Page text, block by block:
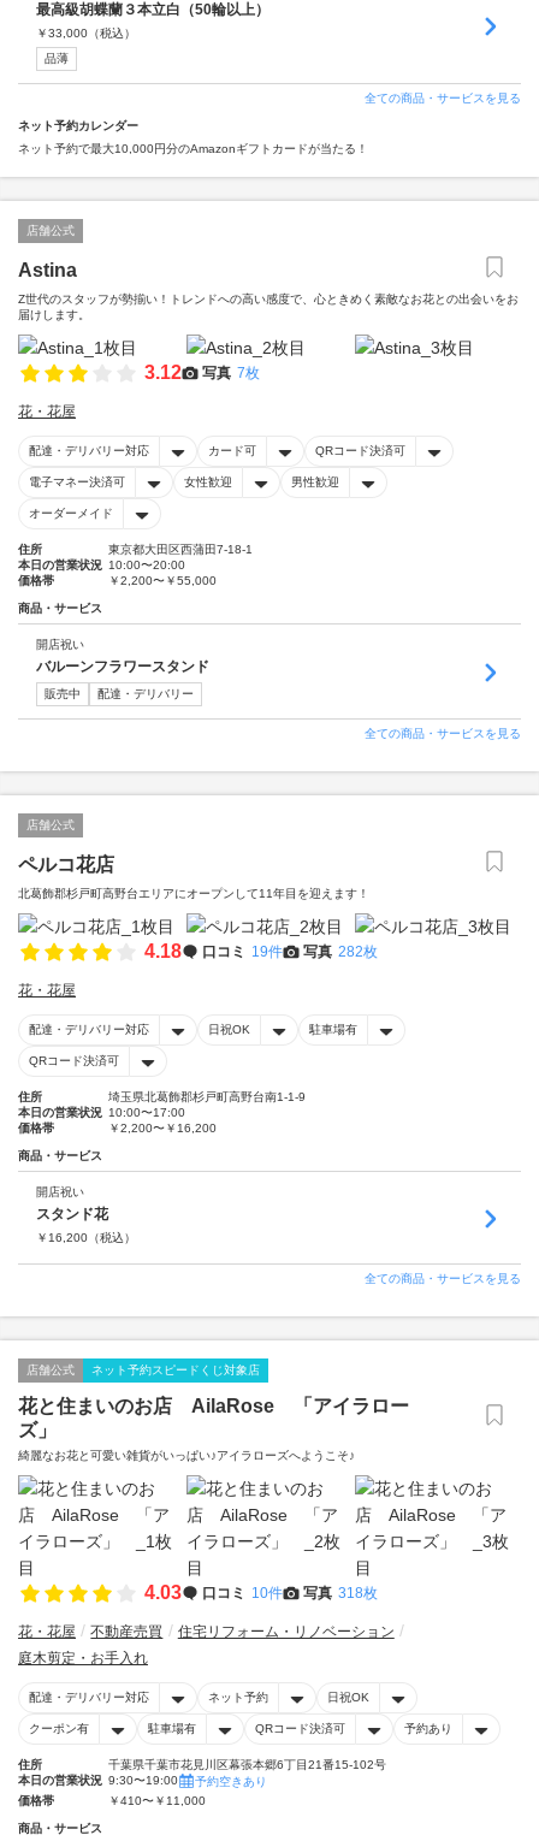
最高級胡蝶蘭３本立白（50輪以上）
￥33,000 （税込）
品薄
全ての商品・サービスを見る
ネット予約カレンダー
ネット予約で最大10,000円分のAmazonギフトカードが当たる！
店舗公式
Astina
Z世代のスタッフが勢揃い！トレンドへの高い感度で、心ときめく素敵なお花との出会いをお
届けします。
3.12 写真 7枚
花・花屋
配達・デリバリー対応 カード可 QRコード決済可
電子マネー決済可 女性歓迎 男性歓迎
オーダーメイド
住所
東京都大田区西蒲田7-18-1
本日の営業状況 10:00〜20:00
価格帯
￥2,200〜￥55,000
商品・サービス
開店祝い
バルーンフラワースタンド
販売中 配達・デリバリー
全ての商品・サービスを見る
店舗公式
ペルコ花店
北葛飾郡杉戸町高野台エリアにオープンして11年目を迎えます！
4.18 口コミ 19件 写真 282枚
花・花屋
配達・デリバリー対応 日祝OK 駐車場有
QRコード決済可
住所
埼玉県北葛飾郡杉戸町高野台南1-1-9
本日の営業状況 10:00〜17:00
価格帯
￥2,200〜￥16,200
商品・サービス
開店祝い
スタンド花
￥ 16,200 （税込）
全ての商品・サービスを見る
店舗公式 ネット予約スピードくじ対象店
花と住まいのお店 AilaRose 「アイラロー
ズ」
綺麗なお花と可愛い雑貨がいっぱい♪アイラローズへようこそ♪
4.03 口コミ 10件 写真 318枚
花・花屋 不動産売買
住宅リフォーム・リノベーション
庭木剪定・お手入れ
配達・デリバリー対応 ネット予約 日祝OK
クーポン有 駐車場有 QRコード決済可 予約あり
住所
千葉県千葉市花見川区幕張本郷6丁目21番15-102号
本日の営業状況 9:30〜19:00
予約空きあり
価格帯
￥410〜￥11,000
商品・サービス